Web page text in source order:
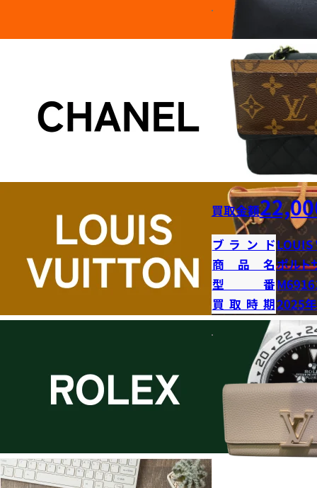
買取金額
ブランドLOUIS
商品名ポルト
型番
買取時期2025